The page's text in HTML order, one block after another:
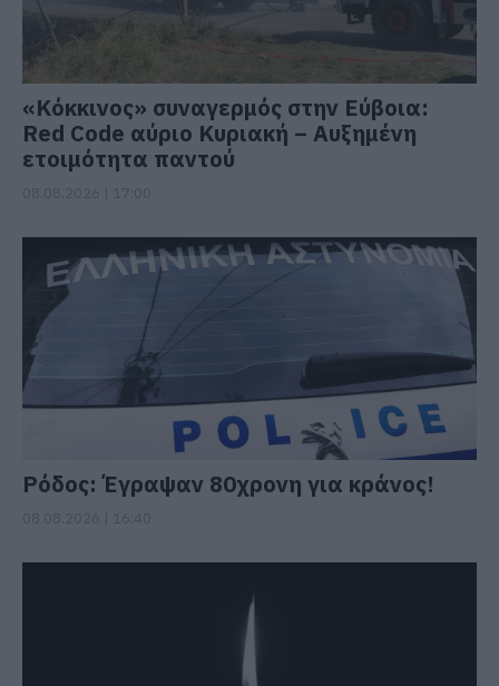
«Κόκκινος» συναγερμός στην Εύβοια:
Red Code αύριο Κυριακή – Αυξημένη
ετοιμότητα παντού
Ρόδος: Έγραψαν 80χρονη για κράνος!